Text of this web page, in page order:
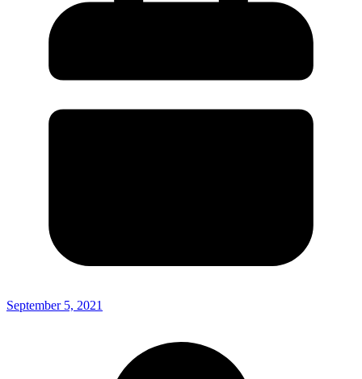
September 5, 2021